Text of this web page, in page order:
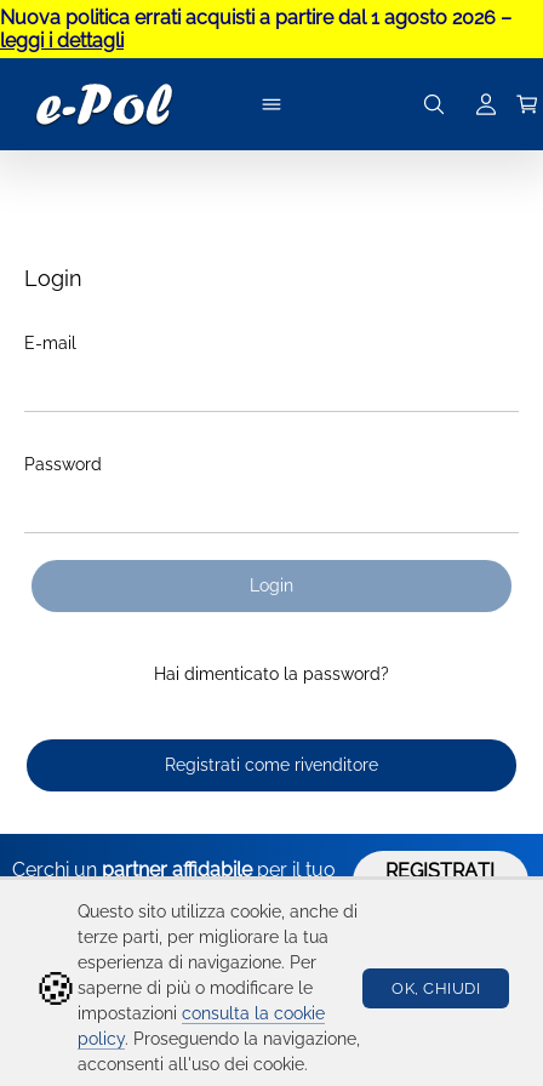
Nuova politica errati acquisti a partire dal 1 agosto 2026 –
leggi i dettagli
Login
E-mail
Password
Login
Hai dimenticato la password?
Registrati come rivenditore
Cerchi un partner affidabileper il tuo
REGISTRATI
Hai bisogno
di aiuto?
Condizioni d'uso
Catalogo
Ricambi
Device
Seguici su
🍪
Questo sito utilizza cookie, anche di
terze parti, per migliorare la tua
esperienza di navigazione. Per
saperne di più o modificare le
impostazioni consulta la cookie
policy. Proseguendo la navigazione,
acconsenti all'uso dei cookie.
OK, CHIUDI